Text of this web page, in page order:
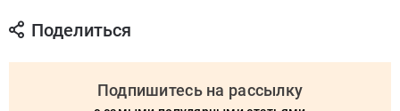
Поделиться
Подпишитесь на рассылку